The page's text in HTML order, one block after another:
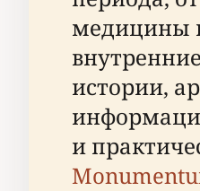
медицины
истории,
и